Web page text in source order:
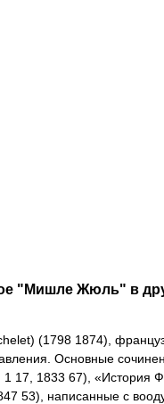
"Мишле Жюль" в
(1798 1874),
Основные
17, 1833 67), «История
53), написанные с